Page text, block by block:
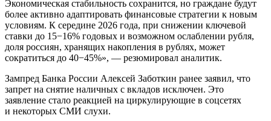
Экономическая стабильность сохранится, но граждане будут
более активно адаптировать финансовые стратегии к новым
условиям. К середине 2026 года, при снижении ключевой
ставки до 15−16% годовых и возможном ослаблении рубля,
доля россиян, хранящих накопления в рублях, может
сократиться до 40−45%», — резюмировал аналитик.
Зампред Банка России Алексей Заботкин ранее заявил, что
запрет на снятие наличных с вкладов исключен. Это
заявление стало реакцией на циркулирующие в соцсетях
и некоторых СМИ слухи.